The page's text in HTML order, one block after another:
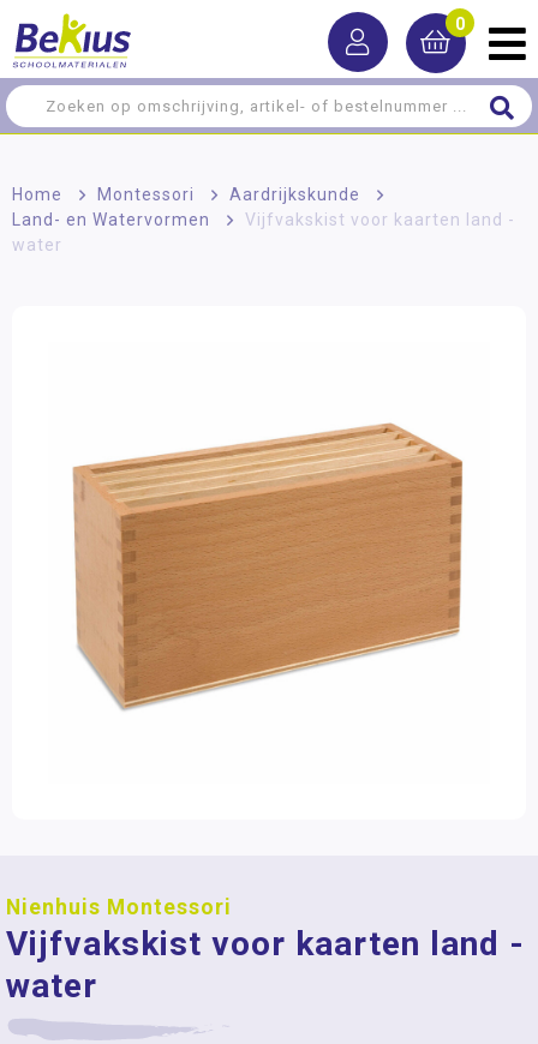
0
Home > Montessori > Aardrijkskunde
>
Land- en Watervormen
>
Vijfvakskist voor kaarten land -
water
Nienhuis Montessori
Vijfvakskist voor kaarten land -
water